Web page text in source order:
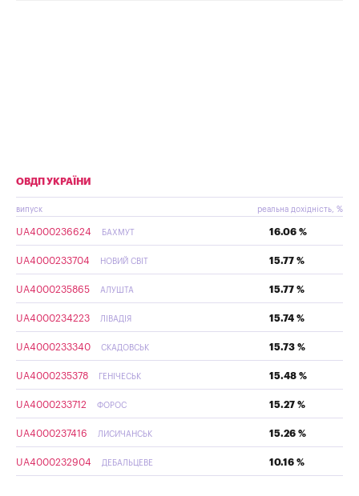
ОВДП УКРАЇНИ
випуск реальна дохідність, %
UA4000236624 БАХМУТ 16.06 %
UA4000233704 НОВИЙ СВІТ 15.77 %
UA4000235865 АЛУШТА 15.77 %
UA4000234223 ЛІВАДІЯ 15.74 %
UA4000233340 СКАДОВСЬК 15.73 %
UA4000235378 ГЕНІЧЕСЬК 15.48 %
UA4000233712 ФОРОС 15.27 %
UA4000237416 ЛИСИЧАНСЬК 15.26 %
UA4000232904 ДЕБАЛЬЦЕВЕ 10.16 %